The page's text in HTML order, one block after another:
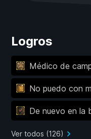
Logros
Médico de
No puedo con
De nuevo en la
Ver todos (126)